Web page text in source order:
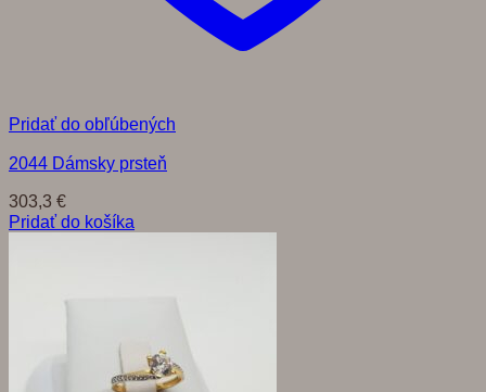
Pridať do obľúbených
2044 Dámsky prsteň
303,3 €
Pridať do košíka